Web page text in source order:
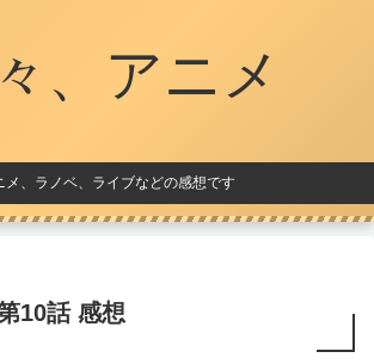
、アニメ
メ、ラノベ、ライブなどの感想です
10話 感想